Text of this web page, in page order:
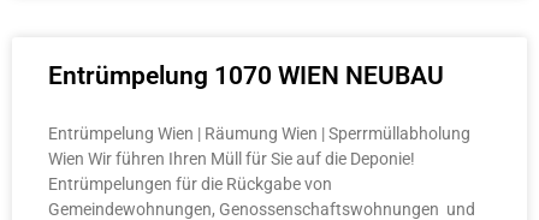
Entrümpelung 1070 WIEN NEUBAU
Entrümpelung Wien | Räumung Wien | Sperrmüllabholung
Wien Wir führen Ihren Müll für Sie auf die Deponie!
Entrümpelungen für die Rückgabe von
Gemeindewohnungen, Genossenschaftswohnungen und